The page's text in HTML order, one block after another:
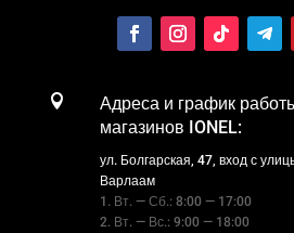

Адреса и график
магазинов IONEL:
ул. Болгарская, 47, вход с
Варлаам
1. Вт. — Сб.: 8:00 — 17:00
2. Вт. — Вс.: 9:00 — 18:00